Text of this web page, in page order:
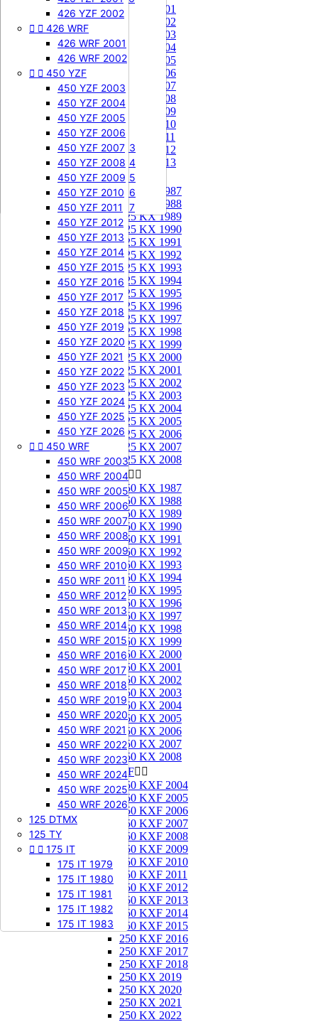
505 SXF
505 SXF 2007
505 SXF 2008
525 SXF
525 SXF 2003
525 SXF 2004
525 SXF 2005
525 SXF 2006
525 EXC-F
525 EXC-F 2003
525 EXC-F 2004
525 EXC-F 2005
525 EXC-F 2006
525 EXC-F 2007
426 YZF 2002
  426 WRF
426 WRF 2001
426 WRF 2002
  450 YZF
450 YZF 2003
450 YZF 2004
450 YZF 2005
450 YZF 2006
450 YZF 2007
450 YZF 2008
450 YZF 2009
450 YZF 2010
450 YZF 2011
450 YZF 2012
450 YZF 2013
450 YZF 2014
450 YZF 2015
450 YZF 2016
450 YZF 2017
450 YZF 2018
450 YZF 2019
450 YZF 2020
450 YZF 2021
450 YZF 2022
450 YZF 2023
450 YZF 2024
450 YZF 2025
450 YZF 2026
  450 WRF
450 WRF 2003
450 WRF 2004
450 WRF 2005
450 WRF 2006
450 WRF 2007
450 WRF 2008
450 WRF 2009
450 WRF 2010
450 WRF 2011
450 WRF 2012
450 WRF 2013
450 WRF 2014
450 WRF 2015
450 WRF 2016
450 WRF 2017
450 WRF 2018
450 WRF 2019
450 WRF 2020
450 WRF 2021
450 WRF 2022
450 WRF 2023
450 WRF 2024
450 WRF 2025
450 WRF 2026
125 DTMX
125 TY
  175 IT
175 IT 1979
175 IT 1980
175 IT 1981
175 IT 1982
175 IT 1983
85 KX 2001
85 KX 2002
85 KX 2003
85 KX 2004
85 KX 2005
85 KX 2006
85 KX 2007
85 KX 2008
85 KX 2009
85 KX 2010
85 KX 2011
85 KX 2012
85 KX 2013
125 KX 
125 KX 1987
125 KX 1988
125 KX 1989
125 KX 1990
125 KX 1991
125 KX 1992
125 KX 1993
125 KX 1994
125 KX 1995
125 KX 1996
125 KX 1997
125 KX 1998
125 KX 1999
125 KX 2000
125 KX 2001
125 KX 2002
125 KX 2003
125 KX 2004
125 KX 2005
125 KX 2006
125 KX 2007
125 KX 2008
250 KX 
250 KX 1987
250 KX 1988
250 KX 1989
250 KX 1990
250 KX 1991
250 KX 1992
250 KX 1993
250 KX 1994
250 KX 1995
250 KX 1996
250 KX 1997
250 KX 1998
250 KX 1999
250 KX 2000
250 KX 2001
250 KX 2002
250 KX 2003
250 KX 2004
250 KX 2005
250 KX 2006
250 KX 2007
250 KX 2008
250 KXF 
250 KXF 2004
250 KXF 2005
250 KXF 2006
250 KXF 2007
250 KXF 2008
250 KXF 2009
250 KXF 2010
250 KXF 2011
250 KXF 2012
250 KXF 2013
250 KXF 2014
250 KXF 2015
250 KXF 2016
250 KXF 2017
250 KXF 2018
250 KX 2019
250 KX 2020
250 KX 2021
250 KX 2022